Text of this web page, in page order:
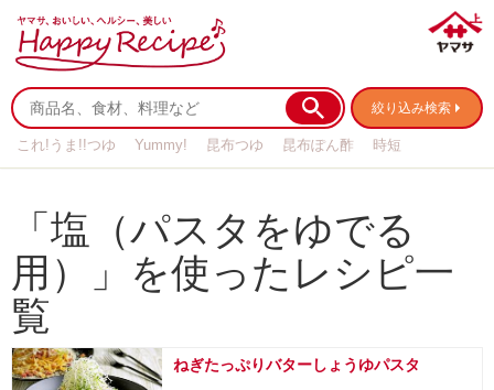
絞り込み検索
これ!うま!!つゆ Yummy! 昆布つゆ 昆布ぽん酢
時短
「塩（パスタをゆでる
用）」を使ったレシピ一
覧
ねぎたっぷりバターしょうゆパスタ